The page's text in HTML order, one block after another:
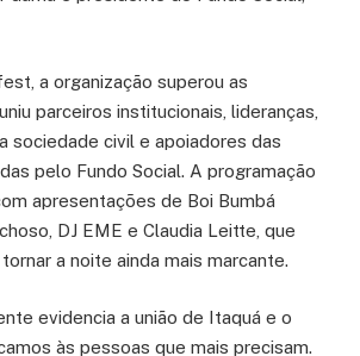
a organização superou as
parceiros institucionais, lideranças,
sociedade civil e apoiadores das
pelo Fundo Social. A programação
apresentações de Boi Bumbá
DJ EME e Claudia Leitte, que
a noite ainda mais marcante.
evidencia a união de Itaquá e o
às pessoas que mais precisam.